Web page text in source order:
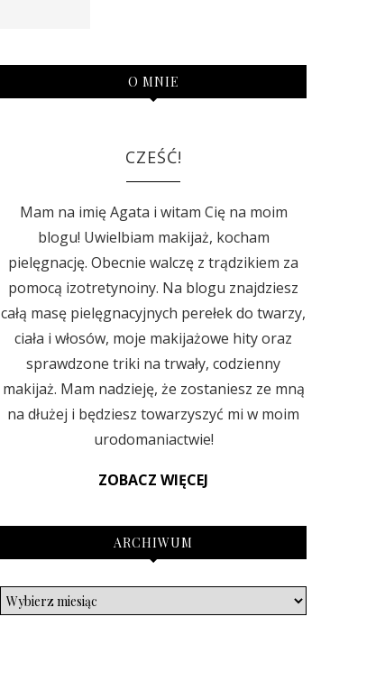
O MNIE
CZEŚĆ!
Mam na imię Agata i witam Cię na moim
blogu! Uwielbiam makijaż, kocham
pielęgnację. Obecnie walczę z trądzikiem za
pomocą izotretynoiny. Na blogu znajdziesz
całą masę pielęgnacyjnych perełek do twarzy,
ciała i włosów, moje makijażowe hity oraz
sprawdzone triki na trwały, codzienny
makijaż. Mam nadzieję, że zostaniesz ze mną
na dłużej i będziesz towarzyszyć mi w moim
urodomaniactwie!
ZOBACZ WIĘCEJ
ARCHIWUM